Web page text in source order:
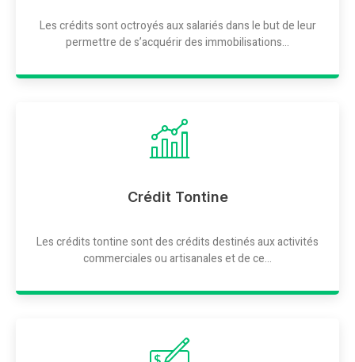
Les crédits sont octroyés aux salariés dans le but de leur
permettre de s’acquérir des immobilisations...
Crédit Tontine
Les crédits tontine sont des crédits destinés aux activités
commerciales ou artisanales et de ce...